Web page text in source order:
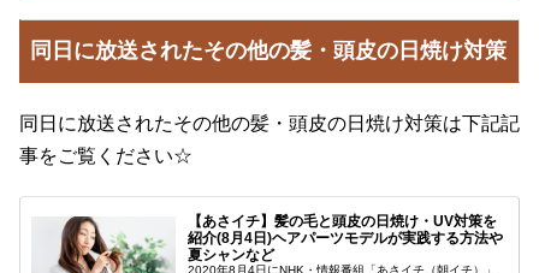
同日に放送されたその他の髪・頭皮の日焼け対策
同日に放送されたその他の髪・頭皮の日焼け対策は下記記
事をご覧ください☆
【あさイチ】髪の毛と頭皮の日焼け・UV対策を
紹介(8月4日)ヘアパーツモデルが実践する方法や
夏シャンなど
2020年8月4日にNHK・情報番組「あさイチ（朝イチ）」